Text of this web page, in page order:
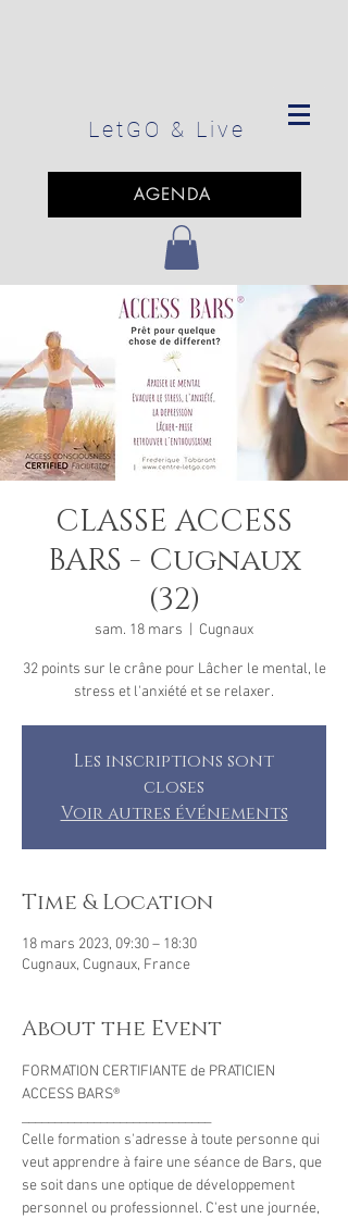
LetGO & Live
AGENDA
CLASSE ACCESS
BARS - Cugnaux
(32)
sam. 18 mars Cugnaux
32 points sur le crâne pour Lâcher le mental, le
stress et l'anxiété et se relaxer.
Les inscriptions sont
closes
Voir autres événements
Time & Location
18 mars 2023, 09:30 – 18:30
Cugnaux, Cugnaux, France
About the Event
FORMATION CERTIFIANTE de PRATICIEN
ACCESS BARS®
Celle formation s'adresse à toute personne qui
veut apprendre à faire une séance de Bars, que
se soit dans une optique de développement
personnel ou professionnel. C'est une journée,